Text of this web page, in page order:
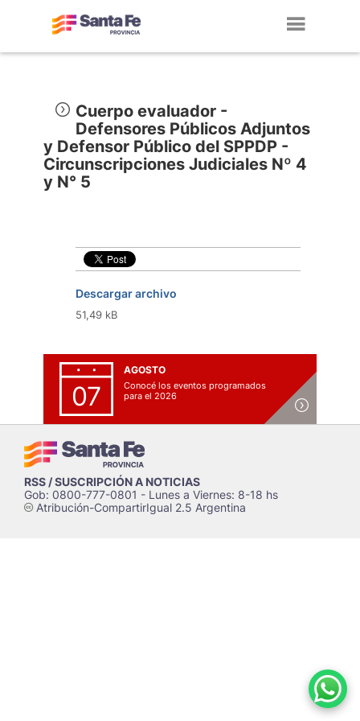
Cuerpo evaluador -
Defensores Públicos Adjuntos
y Defensor Público del SPPDP -
Circunscripciones Judiciales Nº 4
y N° 5
Descargar archivo
51,49 kB
07
AGOSTO
Conocé los eventos programados
para el 2026
RSS / SUSCRIPCIÓN A NOTICIAS
Gob: 0800-777-0801 - Lunes a Viernes: 8-18 hs
cAtribución-CompartirIgual 2.5 Argentina